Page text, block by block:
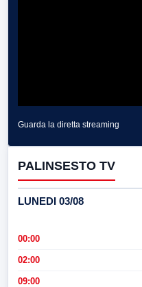
Guarda la diretta streaming
PALINSESTO TV
LUNEDI 03/08
00:00
02:00
09:00